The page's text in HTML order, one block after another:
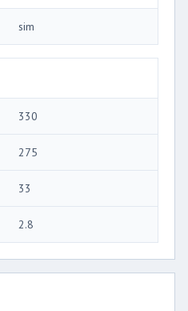
sim
330
275
33
2.8